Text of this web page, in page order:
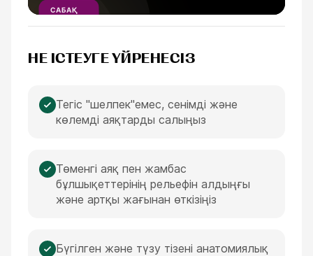
САБАҚ
НЕ ІСТЕУГЕ ҮЙРЕНЕСІЗ
Тегіс "шелпек"емес, сенімді және
көлемді аяқтарды салыңыз
Төменгі аяқ пен жамбас
бұлшықеттерінің рельефін алдыңғы
және артқы жағынан өткізіңіз
Бүгілген және түзу тізені анатомиялық